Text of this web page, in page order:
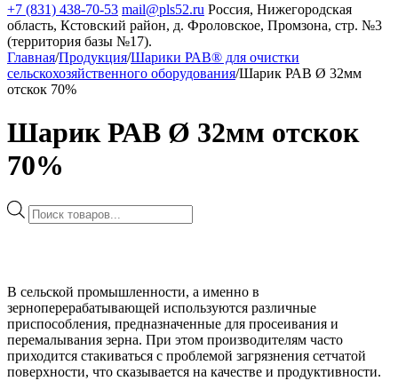
+7 (831) 438-70-53 mail@pls52.ru Россия, Нижегородская
область, Кстовский район, д. Фроловское, Промзона, стр. №3
(территория базы №17).
Главная/Продукция/Шарики РАВ® для очистки
сельскохозяйственного оборудования/Шарик РАВ Ø 32мм
отскок 70%
Шарик РАВ Ø 32мм отскок
70%
Поиск
товаров
В сельской промышленности, а именно в
зерноперерабатывающей используются различные
приспособления, предназначенные для просеивания и
перемалывания зерна. При этом производителям часто
приходится стакиваться с проблемой загрязнения сетчатой
поверхности, что сказывается на качестве и продуктивности.